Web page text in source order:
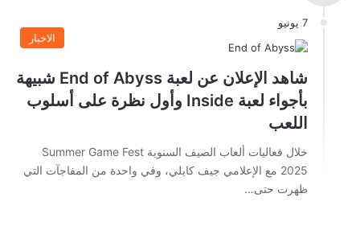
7 يونيو
الاخبار
شاهد الإعلان عن لعبة End of Abyss شبيهة
بأجواء لعبة Inside وأول نظرة على أسلوب
اللعب
خلال فعاليات ألعاب الصيف السنوية Summer Game Fest
2025 مع الإعلامي جيف كايلي، وفي واحدة من المفاجآت التي
ظهرت حتى…